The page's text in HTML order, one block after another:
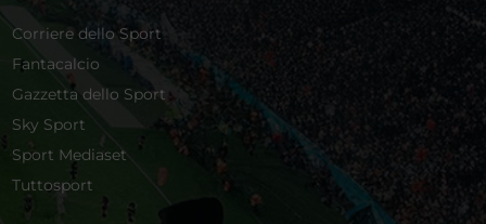
Corriere dello Sport
Fantacalcio
Gazzetta dello Sport
Sky Sport
Sport Mediaset
Tuttosport